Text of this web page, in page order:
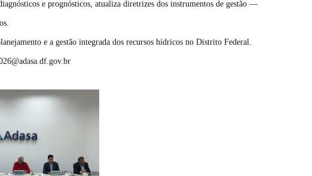
e prognósticos, atualiza diretrizes dos instrumentos de gestão —
e a gestão integrada dos recursos hídricos no Distrito Federal.